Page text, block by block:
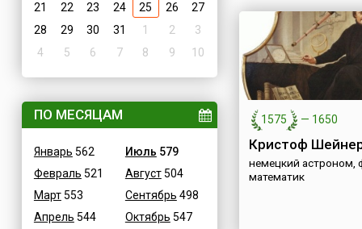
21
22 23 24 25 26
27
28
29 30 31 1 2
3
4
5 6 7 8 9 10
ПО МЕСЯЦАМ
Январь 562
Февраль 521
Март553
Апрель 544
Июль 579
Август504
Сентябрь 498
Октябрь 547
1575 — 1650
Кристоф
немецкий астроном,
математик